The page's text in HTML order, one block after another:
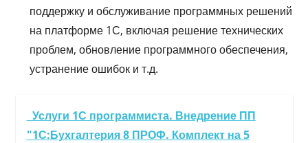
поддержку и обслуживание программных решений
на платформе 1С, включая решение технических
проблем, обновление программного обеспечения,
устранение ошибок и т.д.
Услуги 1С программиста. Внедрение ПП
"1С:Бухгалтерия 8 ПРОФ. Комплект на 5